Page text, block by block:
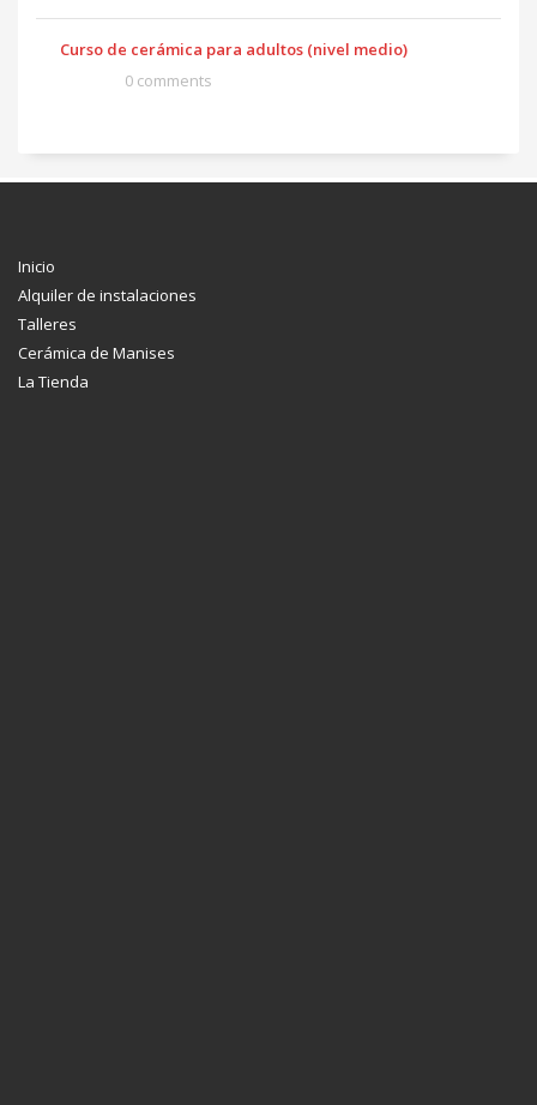
Curso de cerámica para adultos (nivel medio)
0 comments
Inicio
Alquiler de instalaciones
Talleres
Cerámica de Manises
La Tienda